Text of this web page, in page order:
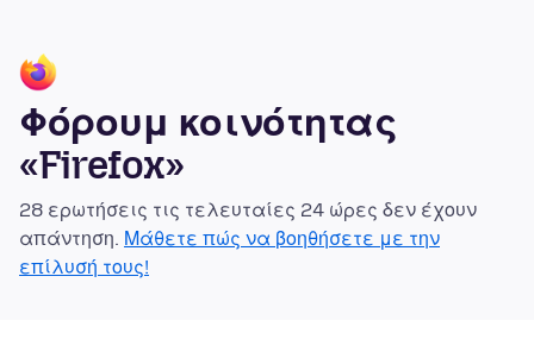
Φόρουμ κοινότητας
«Firefox»
28 ερωτήσεις τις τελευταίες 24 ώρες δεν έχουν
απάντηση. Μάθετε πώς να βοηθήσετε με την
επίλυσή τους!